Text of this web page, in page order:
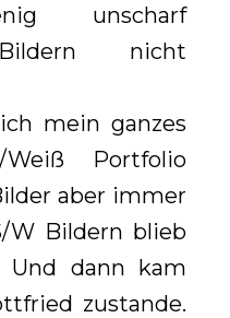
unscharf
nicht
mein ganzes
Weiß Portfolio
aber immer
W Bildern blieb
Und dann kam
zustande.